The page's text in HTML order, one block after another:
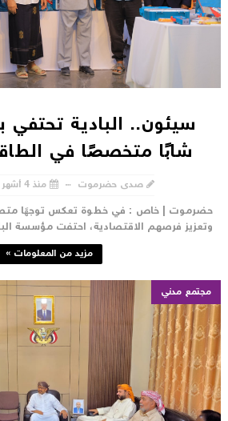
شابًا متخصصًا في
صدى حضرموت منذ 4 أشهر تقريبا
| خاص : في خطوة تعكس توجهًا
فرصهم الاقتصادية، احتفت مؤسسة
مزيد من المعلومات »
مجتمع مدني